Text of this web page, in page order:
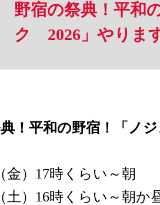
野宿の祭典！平和
ク 2026」やりま
！平和の野宿！「ノ
金）17時くらい～朝
土）16時くらい～朝か